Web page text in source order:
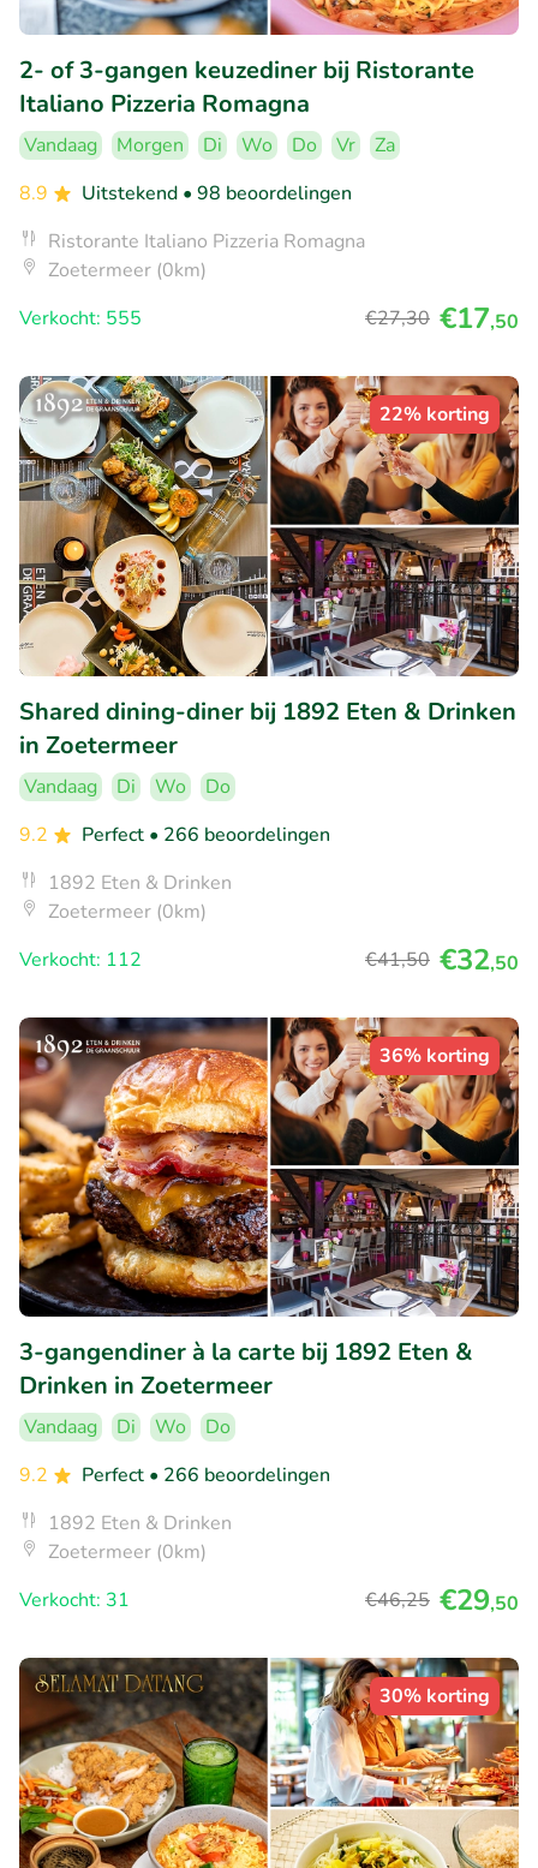
2- of 3-gangen keuzediner bij Ristorante
Italiano Pizzeria Romagna
Vandaag Morgen Di Wo Do Vr
Za
8.9
Uitstekend • 98 beoordelingen
Ristorante Italiano Pizzeria Romagna
Zoetermeer (0km)
Verkocht: 555
€27,30 €17,50
22% korting
Shared dining-diner bij 1892 Eten & Drinken
in Zoetermeer
Vandaag Di Wo
Do
9.2
Perfect • 266 beoordelingen
1892 Eten & Drinken
Zoetermeer (0km)
Verkocht: 112
€41,50 €32,50
36% korting
3-gangendiner à la carte bij 1892 Eten &
Drinken in Zoetermeer
Vandaag Di Wo
Do
9.2
Perfect • 266 beoordelingen
1892 Eten & Drinken
Zoetermeer (0km)
Verkocht: 31
€46,25 €29,50
30% korting